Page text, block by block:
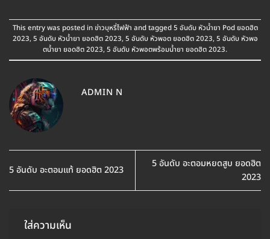
This entry was posted inข่าวบุหรี่ไฟฟ้า and tagged5 อันดับ หัวน้ำยา Pod ยอดฮิต
2023, 5 อันดับ หัวน้ำยา ยอดฮิต 2023, 5 อันดับ หัวพอต ยอดฮิต 2023, 5 อันดับ หัวพอ
ตน้ำยา ยอดฮิต 2023, 5 อันดับ หัวพอตพร้อมน้ำยา ยอดฮิต 2023.
ADMIN N
5 อันดับ อะตอมแท้ ยอดฮิต 2023
5 อันดับ อะตอมหยดสูบ ยอดฮิต
2023
ใส่ความเห็น